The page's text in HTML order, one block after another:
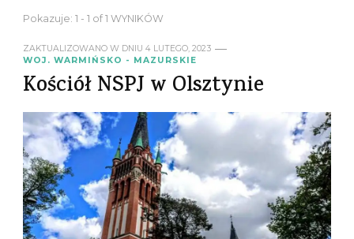
Pokazuje: 1 - 1 of 1 WYNIKÓW
ZAKTUALIZOWANO W DNIU 4 LUTEGO, 2023
WOJ. WARMIŃSKO - MAZURSKIE
Kościół NSPJ w Olsztynie